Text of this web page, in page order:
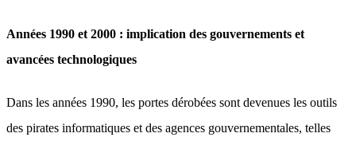
Années 1990 et 2000 : implication des gouvernements et
avancées technologiques
Dans les années 1990, les portes dérobées sont devenues les outils
des pirates informatiques et des agences gouvernementales, telles